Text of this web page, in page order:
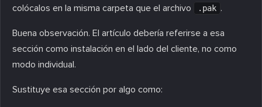
colócalos en la misma carpeta que el archivo
.pak .
Buena observación. El artículo debería referirse a esa
sección como instalación en el lado del cliente, no como
modo individual.
Sustituye esa sección por algo como: